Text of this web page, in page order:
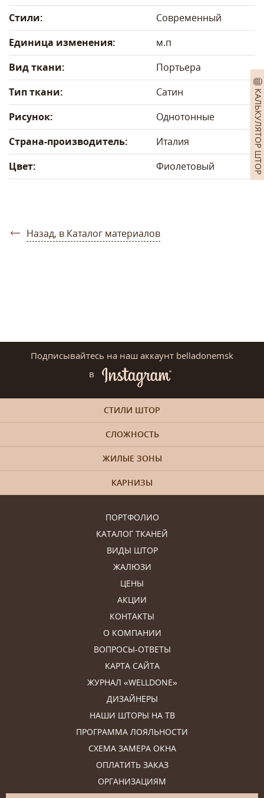
КАЛЬКУЛЯТОР ШТОР
Стили:
Современный
Единица изменения:
м.п
Вид ткани:
Портьера
Тип ткани:
Сатин
Рисунок:
Однотонные
Страна-производитель:
Италия
Цвет:
Фиолетовый
Назад, в Каталог материалов
Подписывайтесь на наш аккаунт belladonemsk
в
ПОРТФОЛИО
КАТАЛОГ ТКАНЕЙ
ВИДЫ ШТОР
ЖАЛЮЗИ
ЦЕНЫ
АКЦИИ
КОНТАКТЫ
О КОМПАНИИ
ВОПРОСЫ-ОТВЕТЫ
КАРТА САЙТА
ЖУРНАЛ «WELLDONE»
ДИЗАЙНЕРЫ
НАШИ ШТОРЫ НА ТВ
ПРОГРАММА ЛОЯЛЬНОСТИ
СХЕМА ЗАМЕРА ОКНА
ОПЛАТИТЬ ЗАКАЗ
ОРГАНИЗАЦИЯМ
СТИЛИ ШТОР
СЛОЖНОСТЬ
ЖИЛЫЕ ЗОНЫ
КАРНИЗЫ